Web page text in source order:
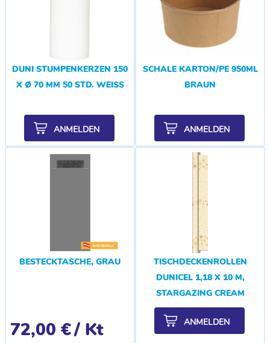
DUNI STUMPENKERZEN 150
X Ø 70 MM 50 STD. WEISS
ANMELDEN
SCHALE KARTON/PE 950ML
BRAUN
ANMELDEN
BESTECKTASCHE, GRAU
72,00 €/ Kt
TISCHDECKENROLLEN
DUNICEL 1,18 X 10 M,
STARGAZING CREAM
ANMELDEN